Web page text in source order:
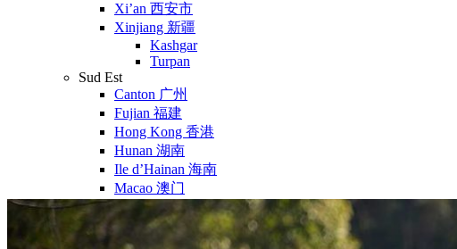
Xi’an 西安市
Xinjiang 新疆
Kashgar
Turpan
Sud Est
Canton 广州
Fujian 福建
Hong Kong 香港
Hunan 湖南
Ile d’Hainan 海南
Macao 澳门
Taïwan 台湾
Shenzhen
Sud Ouest